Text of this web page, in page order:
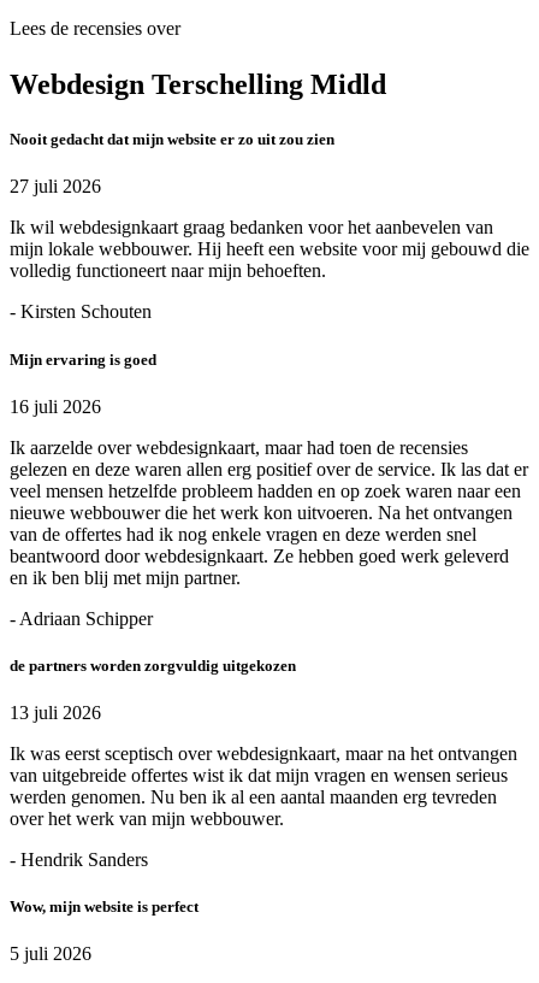
Lees de recensies over
Webdesign Terschelling Midld
Nooit gedacht dat mijn website er zo uit zou zien
27 juli 2026
Ik wil webdesignkaart graag bedanken voor het aanbevelen van
mijn lokale webbouwer. Hij heeft een website voor mij gebouwd die
volledig functioneert naar mijn behoeften.
- Kirsten Schouten
Mijn ervaring is goed
16 juli 2026
Ik aarzelde over webdesignkaart, maar had toen de recensies
gelezen en deze waren allen erg positief over de service. Ik las dat er
veel mensen hetzelfde probleem hadden en op zoek waren naar een
nieuwe webbouwer die het werk kon uitvoeren. Na het ontvangen
van de offertes had ik nog enkele vragen en deze werden snel
beantwoord door webdesignkaart. Ze hebben goed werk geleverd
en ik ben blij met mijn partner.
- Adriaan Schipper
de partners worden zorgvuldig uitgekozen
13 juli 2026
Ik was eerst sceptisch over webdesignkaart, maar na het ontvangen
van uitgebreide offertes wist ik dat mijn vragen en wensen serieus
werden genomen. Nu ben ik al een aantal maanden erg tevreden
over het werk van mijn webbouwer.
- Hendrik Sanders
Wow, mijn website is perfect
5 juli 2026